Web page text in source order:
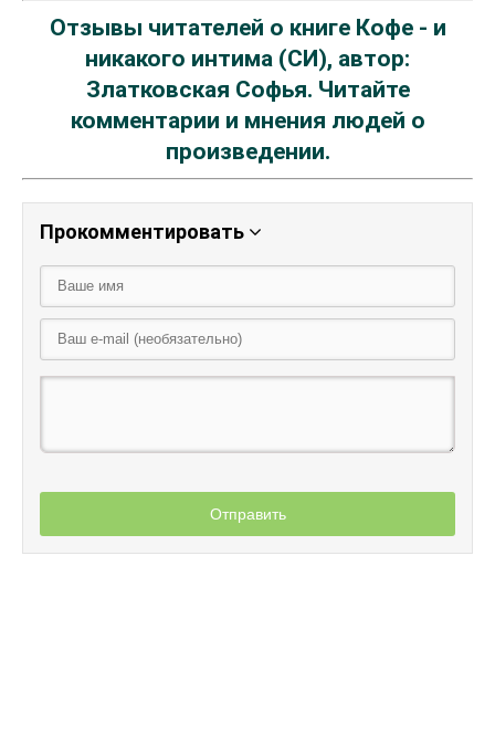
Отзывы читателей о книге Кофе - и
никакого интима (СИ), автор:
Златковская Софья. Читайте
комментарии и мнения людей о
произведении.
Прокомментировать
Отправить